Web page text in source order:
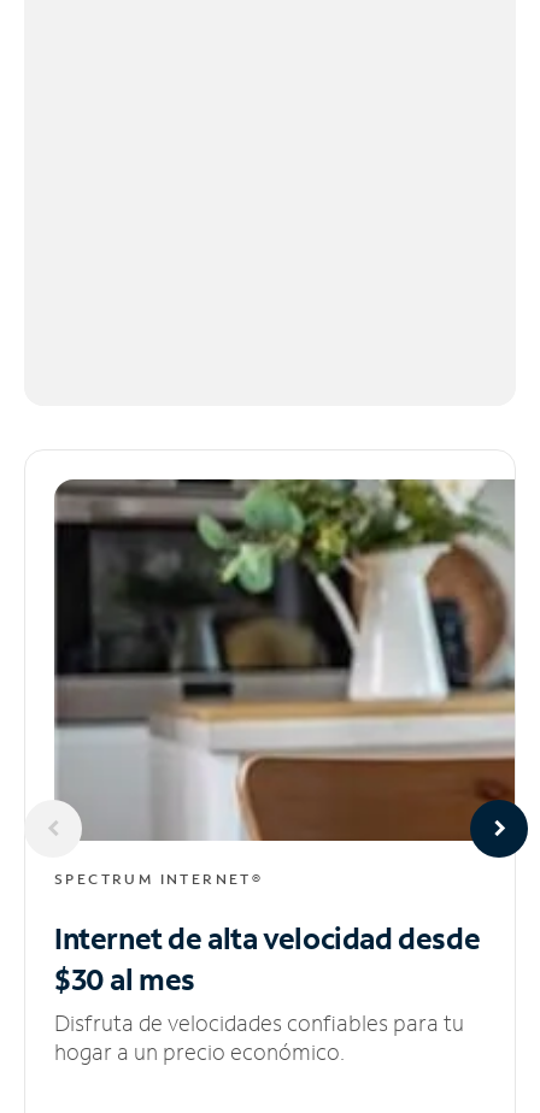
SPECTRUM INTERNET®
Internet de alta velocidaddesde
$30 al mes
Disfruta de velocidades confiables para tu
hogar a un precio económico.